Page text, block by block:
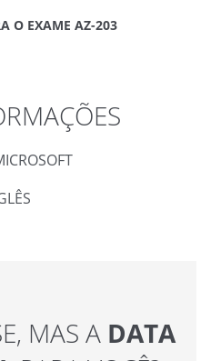
O EXAME AZ-203
MAS A DATA